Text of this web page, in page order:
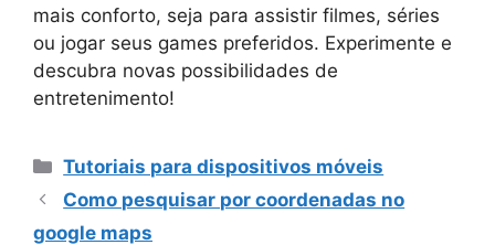
mais conforto, seja para assistir filmes, séries
ou jogar seus games preferidos. Experimente e
descubra novas possibilidades de
entretenimento!
Categorias
Tutoriais para dispositivos móveis
Como pesquisar por coordenadas no
google maps